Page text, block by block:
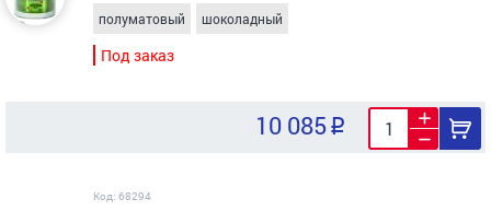
полуматовый шоколадный
Под заказ
10 085
Код: 68294